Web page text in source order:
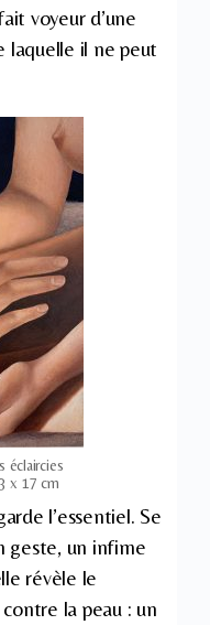
voyeur d’une
laquelle il ne peut
éclaircies
x 17 cm
l’essentiel. Se
geste, un infime
révèle le
la peau : un